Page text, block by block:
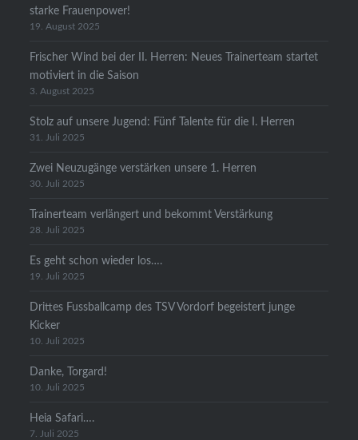
starke Frauenpower!
19. August 2025
Frischer Wind bei der II. Herren: Neues Trainerteam startet
motiviert in die Saison
3. August 2025
Stolz auf unsere Jugend: Fünf Talente für die I. Herren
31. Juli 2025
Zwei Neuzugänge verstärken unsere 1. Herren
30. Juli 2025
Trainerteam verlängert und bekommt Verstärkung
28. Juli 2025
Es geht schon wieder los….
19. Juli 2025
Drittes Fussballcamp des TSV Vordorf begeistert junge
Kicker
10. Juli 2025
Danke, Torgard!
10. Juli 2025
Heia Safari….
7. Juli 2025